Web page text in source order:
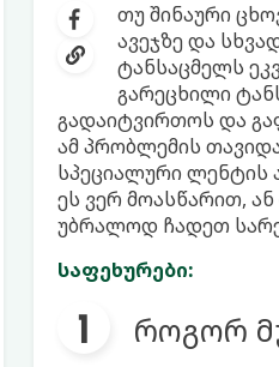
თუ შინაური
ავეჯზე და
ტანსაცმელს
გარეცხილი
გადაიტვირთოს და
ამ პრობლემის
სპეციალური ლენტის
ეს ვერ მოასწარით,
უბრალოდ ჩადეთ
საფეხურები:
როგორ